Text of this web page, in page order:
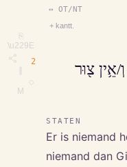
⎘
\u229E
M
↔ OT/NT
+ kantt.
2
אֵ֥ין צ֖וּר
STATEN
Er is niemand
niemand dan